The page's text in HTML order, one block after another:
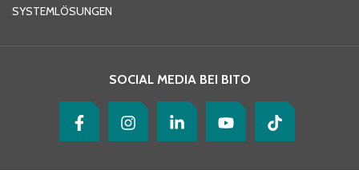
SYSTEMLÖSUNGEN
SOCIAL MEDIA BEI BITO